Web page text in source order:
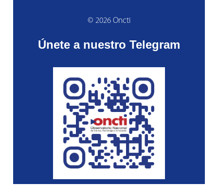
© 2026 Oncti
Únete a nuestro Telegram